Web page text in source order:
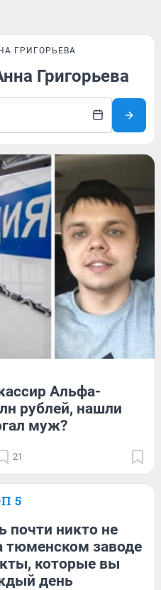
ГРИГОРЬЕВА
Григорьева
Альфа-
рублей, нашли
муж?
21
5
почти никто не
тюменском заводе
которые вы
день